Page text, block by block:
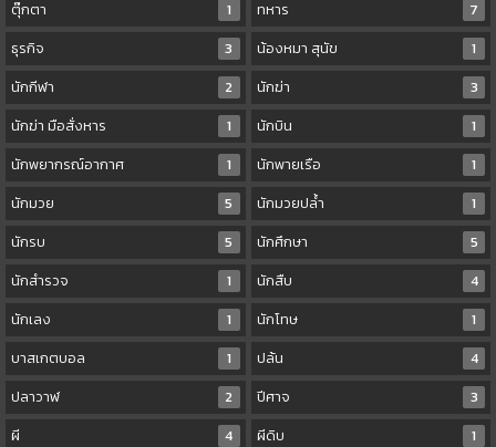
ตุ๊กตา
1 ทหาร
7
ธุรกิจ
3 น้องหมา สุนัข
1
นักกีฬา
2 นักฆ่า
3
นักฆ่า มือสั่งหาร
1 นักบิน
1
นักพยากรณ์อากาศ
1 นักพายเรือ
1
นักมวย
5 นักมวยปล้ำ
1
นักรบ
5 นักศึกษา
5
นักสำรวจ
1 นักสืบ
4
นักเลง
1 นักโทษ
1
บาสเกตบอล
1 ปล้น
4
ปลาวาฬ
2 ปีศาจ
3
ผี
4 ผีดิบ
1